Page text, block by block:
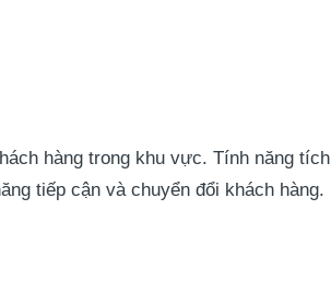
hàng trong khu vực. Tính năng tích
tiếp cận và chuyển đổi khách hàng.